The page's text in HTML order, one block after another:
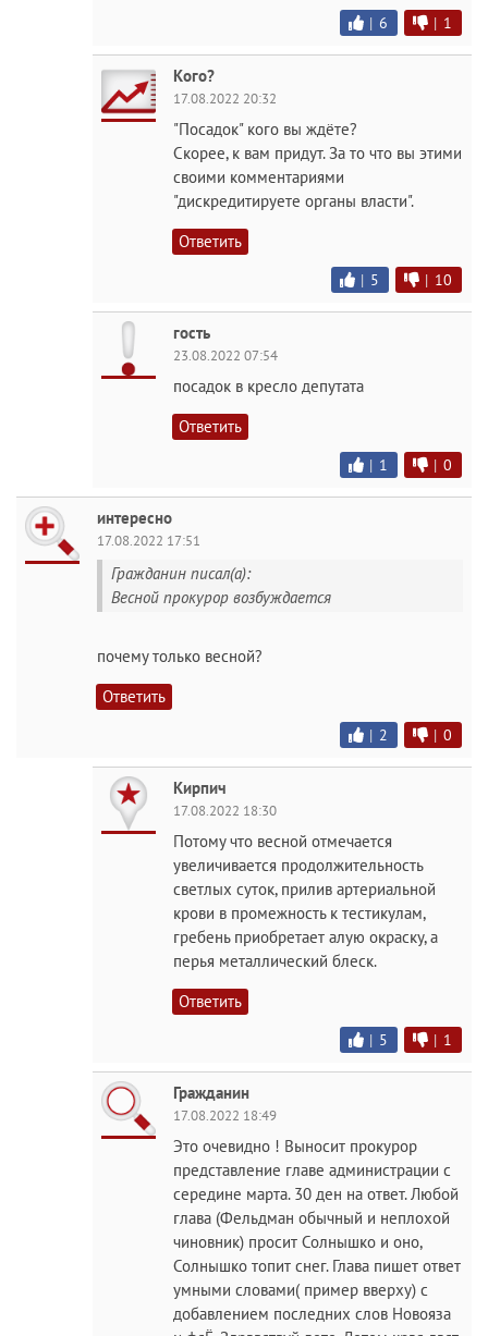
| 6 | 1
Кого?
17.08.2022 20:32
"Посадок" кого вы ждёте?
Скорее, к вам придут. За то что вы этими
своими комментариями
"дискредитируете органы власти".
Ответить
| 5 | 10
гость
23.08.2022 07:54
посадок в кресло депутата
Ответить
| 1 | 0
интересно
17.08.2022 17:51
Гражданин писал(а):
Весной прокурор возбуждается
почему только весной?
Ответить
| 2 | 0
Кирпич
17.08.2022 18:30
Потому что весной отмечается
увеличивается продолжительность
светлых суток, прилив артериальной
крови в промежность к тестикулам,
гребень приобретает алую окраску, а
перья металлический блеск.
Ответить
| 5 | 1
Гражданин
17.08.2022 18:49
Это очевидно ! Выносит прокурор
представление главе администрации с
середине марта. 30 ден на ответ. Любой
глава (Фельдман обычный и неплохой
чиновник) просит Солнышко и оно,
Солнышко топит снег. Глава пишет ответ
умными словами( пример вверху) с
добавлением последних слов Новояза